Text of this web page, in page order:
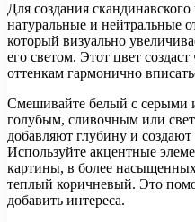
Для создания
натуральные и нейтральные
который визуально
его светом. Этот цвет
оттенкам гармонично
Смешивайте белый с серыми
голубым, сливочным или
добавляют глубину и
Используйте акцентные
картины, в более
теплый коричневый. Это
добавить интереса.